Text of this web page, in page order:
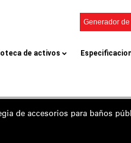
Generador
de activos
de accesorios para baños